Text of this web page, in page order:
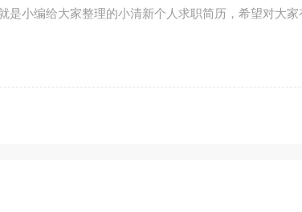
是小编给大家整理的小清新个人求职简历，希望对大家